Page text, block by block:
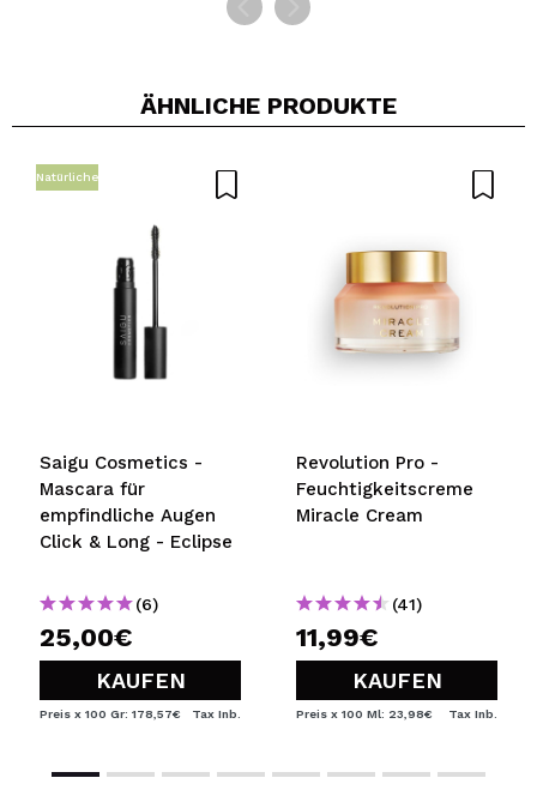
ÄHNLICHE PRODUKTE
Natürliche
Saigu Cosmetics -
Mascara für
empfindliche Augen
Click & Long - Eclipse
(6)
25,00€
KAUFEN
Preis x 100 Gr: 178,57€ Tax Inb.
Revolution Pro -
Feuchtigkeitscreme
Miracle Cream
(41)
11,99€
KAUFEN
Preis x 100 Ml: 23,98€ Tax Inb.